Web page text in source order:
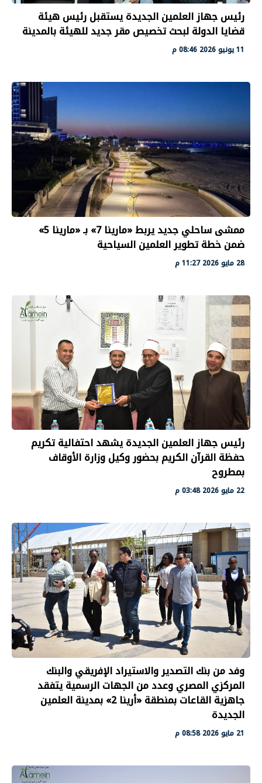
رئيس جهاز العلمين الجديدة يستقبل رئيس هيئة
قضايا الدولة لبحث تخصيص مقر جديد للهيئة بالمدينة
11 يونيو 2026 08:46 م
ممشى ساحلي جديد يربط «مارينا 7» بـ «مارينا 5»
ضمن خطة تطوير العلمين السياحية
28 مايو 2026 11:27 م
رئيس جهاز العلمين الجديدة يشهد احتفالية تكريم
حفظة القرآن الكريم بحضور وكيل وزارة الأوقاف
بمطروح
22 مايو 2026 03:48 م
وفد من بنك التصدير والاستيراد الإفريقي والبنك
المركزي المصري وعدد من الجهات الرسمية يتفقد
جاهزية القاعات بمنطقة «أرينا 2» بمدينة العلمين
الجديدة
21 مايو 2026 08:58 م